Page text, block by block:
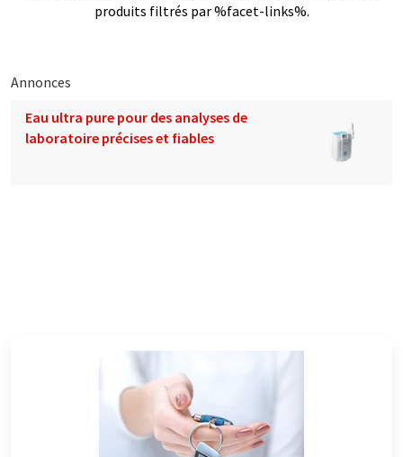
produits filtrés par %facet-links%.
Annonces
Eau ultra pure pour des analyses de
laboratoire précises et fiables